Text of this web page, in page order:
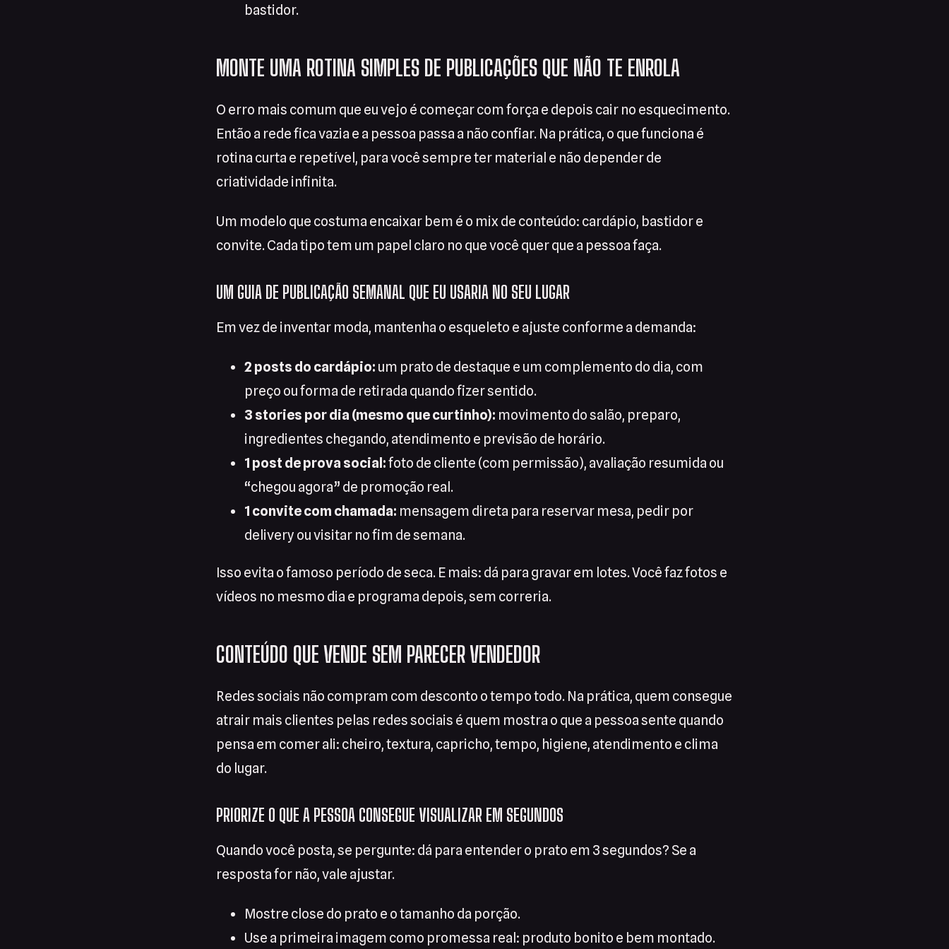
bastidor.
MONTE UMA ROTINA SIMPLES DE PUBLICAÇÕES QUE NÃO TE ENROLA
O erro mais comum que eu vejo é começar com força e depois cair no esquecimento.
Então a rede fica vazia e a pessoa passa a não confiar. Na prática, o que funciona é
rotina curta e repetível, para você sempre ter material e não depender de
criatividade infinita.
Um modelo que costuma encaixar bem é o mix de conteúdo: cardápio, bastidor e
convite. Cada tipo tem um papel claro no que você quer que a pessoa faça.
UM GUIA DE PUBLICAÇÃO SEMANAL QUE EU USARIA NO SEU LUGAR
Em vez de inventar moda, mantenha o esqueleto e ajuste conforme a demanda:
2 posts do cardápio: um prato de destaque e um complemento do dia, com
preço ou forma de retirada quando fizer sentido.
3 stories por dia (mesmo que curtinho): movimento do salão, preparo,
ingredientes chegando, atendimento e previsão de horário.
1 post de prova social:foto de cliente (com permissão), avaliação resumida ou
“chegou agora” de promoção real.
1 convite com chamada: mensagem direta para reservar mesa, pedir por
delivery ou visitar no fim de semana.
Isso evita o famoso período de seca. E mais: dá para gravar em lotes. Você faz fotos e
vídeos no mesmo dia e programa depois, sem correria.
CONTEÚDO QUE VENDE SEM PARECER VENDEDOR
Redes sociais não compram com desconto o tempo todo. Na prática, quem consegue
atrair mais clientes pelas redes sociais é quem mostra o que a pessoa sente quando
pensa em comer ali: cheiro, textura, capricho, tempo, higiene, atendimento e clima
do lugar.
PRIORIZE O QUE A PESSOA CONSEGUE VISUALIZAR EM SEGUNDOS
Quando você posta, se pergunte: dá para entender o prato em 3 segundos? Se a
resposta for não, vale ajustar.
Mostre close do prato e o tamanho da porção.
Use a primeira imagem como promessa real: produto bonito e bem montado.